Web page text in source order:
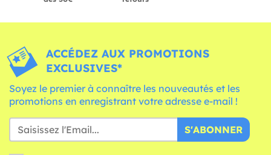
ACCÉDEZ AUX PROMOTIONS
EXCLUSIVES*
Soyez le premier à connaître les nouveautés et les
promotions en enregistrant votre adresse e-mail !
S'ABONNER